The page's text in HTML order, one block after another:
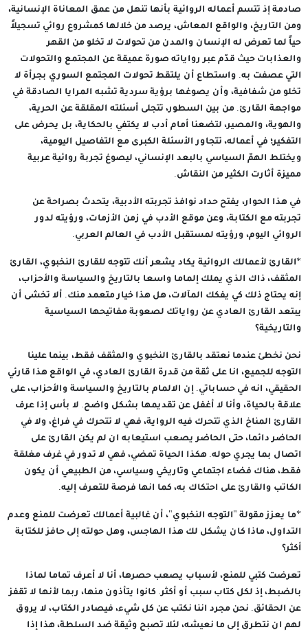
صادمة إذ تتسم أعماله الروائية بأنها تنهل من عمق المعاناة الإنسانية،
ومن التاريخ، والواقع المعاش، يرصد من خلالها كمشروع روائي تسجيلاً
حياً لما تعرض له الإنسان والمدن من تحولات لا تخلو من القهر
والعذابات حيث قدّم عبر رواياته صورة عميقة عن المجتمع والتحولات
التي عصفت به. واستطاع أن يلتقط تحولات المجتمع السوري بجرأة لا
تخلو من شفافية، وأن يصوغها برؤية سردية تشبه المرايا الصادقة في
مواجهة القارئ. من بين السطور، تتجلى أسئلته المقلقة عن الحرية،
والهوية، والمصير، لتضعنا أمام أدب لا يكتفي بالحكاية، بل يحرض على
التفكير؛ في أعماله، تتجاور الأسئلة الكبرى مع التفاصيل اليومية،
ويختلط الهمّ السياسي بالبعد الإنساني، ليصوغ تجربة روائية عربية
مميزة أثارت الكثير من النقاش.
في هذا الحوار، يفتح حداد نوافذ تجربته الأدبية، يتحدث بصراحة عن
تجربته مع الكتابة، وعن موقع الأدب في زمن الأزمات، ورؤيته لدور
الروائي اليوم، ورؤيته لمستقبل الأدب في العالم العربي.
*القارئ لأعمالك الروائية يكاد يشعر أنك تتوجه للقارئ النخبوي، القارئ
المثقف، ذاك الذي يملك إلماما واسعا بالتاريخ والسياسة والأحزاب،
إنه يحتاج ذلك كي يفكك المآلات، هل هذا خيار متعمد منك. ألا تخشى أن
يبتعد القارئ العادي عن رواياتك لصعوبة مفاتيحها السياسية
والتاريخية؟
نحن نخطئ عندما نعتقد بالقارئ النخبوي والمثقف فقط، بينما علينا
التوجه للجميع، انا على ثقة من قدرة القارئ العادي، في الواقع هذا قارئي
الحقيقي، انه في حساباتي. إن الالمام بالتاريخ والسياسة والأحزاب، على
علاقة بالحياة، وأنا لا أغفل عن تقديمها بشكل واضح. لا بأس إذا عرف
القارئ المناخ الذي تتحرك فيه الرواية، فهي لا تتحرك في فراغ، ولا في
الحاضر دائما، حتى الحاضر يصعب استيعابه ان لم يكن القارئ على
اتصال بما يجري حوله. هكذا الحياة تمضي، فهي لا تدور في غرف مغلقة
فقط، هناك فضاء اجتماعي وتاريخي وسياسي، من الطبيعي أن يكون
الكاتب والقارئ على احتكاك به، كما انها فرصة للتعرف إليه.
*ما يعزز مقولة "التوجه النخبوي"، أن غالبية أعمالك تعرضت للمنع وعدم
التداول، ماذا كان يشكل لك هذا الهاجس، وهل حولته إلى حافز للكتابة
أكثر؟
تعرضت كتبي للمنع، لأسباب يصعب حصرها، أنا لا أعرف تماما لماذا
بالضبط، إذ لكل كتاب سبب أو أكثر. كانوا يتأذون منها، ربما لأنها لا تقفز
عن الحقائق. نحن مجرد اننا نكتب عن كل شيء، فيصادر الكتاب، لا يروق
لهم ان نتطرق إلى ما نعيشه، لئلا تصبح وثيقة ضد السلطة، هذا إذا